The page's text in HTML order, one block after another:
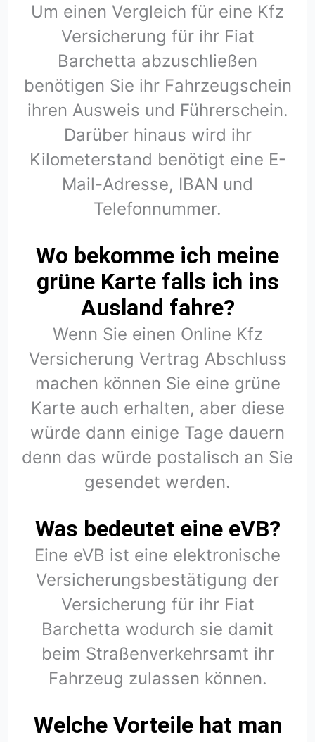
Um einen Vergleich für eine Kfz
Versicherung für ihr Fiat
Barchetta abzuschließen
benötigen Sie ihr Fahrzeugschein
ihren Ausweis und Führerschein.
Darüber hinaus wird ihr
Kilometerstand benötigt eine E-
Mail-Adresse, IBAN und
Telefonnummer.
Wo bekomme ich meine
grüne Karte falls ich ins
Ausland fahre?
Wenn Sie einen Online Kfz
Versicherung Vertrag Abschluss
machen können Sie eine grüne
Karte auch erhalten, aber diese
würde dann einige Tage dauern
denn das würde postalisch an Sie
gesendet werden.
Was bedeutet eine eVB?
Eine eVB ist eine elektronische
Versicherungsbestätigung der
Versicherung für ihr Fiat
Barchetta wodurch sie damit
beim Straßenverkehrsamt ihr
Fahrzeug zulassen können.
Welche Vorteile hat man